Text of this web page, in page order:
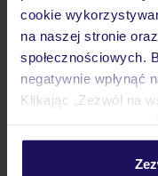
cookie
na naszej stronie
społecznościowych.
negatywnie wpłynąć
Klikając „Zezwól na
personalizować swój
Wyżywienie
Atrakcje
Ważne